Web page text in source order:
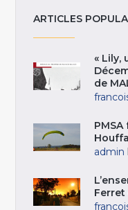
ARTICLES
« Lily,
de
admin
Ferret